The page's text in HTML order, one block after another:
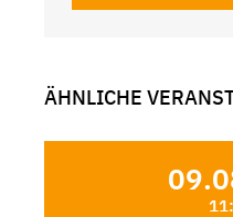
ÄHNLICHE